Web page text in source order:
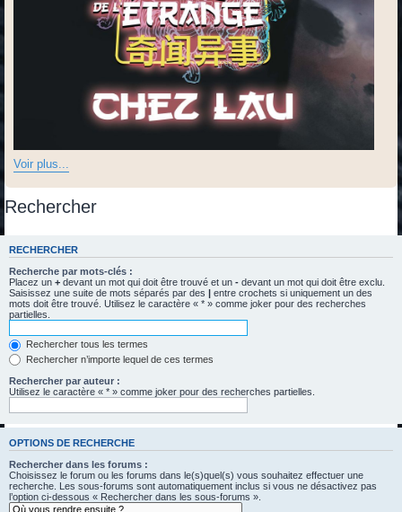
Voir plus...
Rechercher
RECHERCHER
Recherche par mots-clés :
Placez un + devant un mot qui doit être trouvé et un - devant un mot qui doit être exclu.
Saisissez une suite de mots séparés par des
entre crochets si uniquement un des
mots doit être trouvé. Utilisez le caractère « * » comme joker pour des recherches
partielles.
Rechercher tous les termes
Rechercher n’importe lequel de ces termes
Rechercher par auteur :
Utilisez le caractère « * » comme joker pour des recherches partielles.
OPTIONS DE RECHERCHE
Rechercher dans les forums :
Choisissez le forum ou les forums dans le(s)quel(s) vous souhaitez effectuer une
recherche. Les sous-forums sont automatiquement inclus si vous ne désactivez pas
l’option ci-dessous « Rechercher dans les sous-forums ».